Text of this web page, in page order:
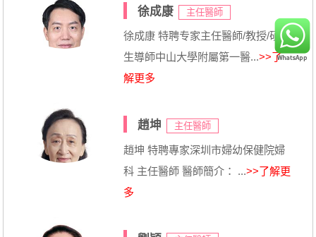
徐成康 主任醫師
徐成康 特聘专家主任醫師/教授/碩士
生導師中山大學附屬第一醫...>>了
解更多
趙坤 主任醫師
趙坤 特聘專家深圳市婦幼保健院婦
科 主任醫師 醫師簡介： ...>>了解更
多